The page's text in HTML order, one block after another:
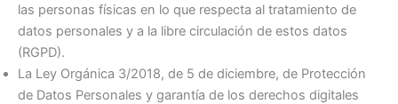
las personas físicas en lo que respecta al tratamiento de
datos personales y a la libre circulación de estos datos
(RGPD).
La Ley Orgánica 3/2018, de 5 de diciembre, de Protección
de Datos Personales y garantía de los derechos digitales